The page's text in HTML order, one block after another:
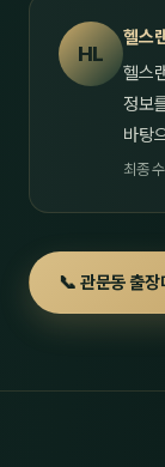
HL
헬스
헬스
정보
바탕
최종
📞 관문동 출